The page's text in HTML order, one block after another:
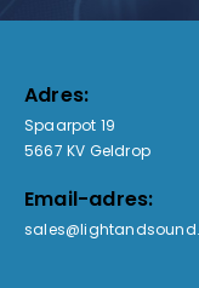
Adres:
Spaarpot 19
5667 KV Geldrop
Email-adres: